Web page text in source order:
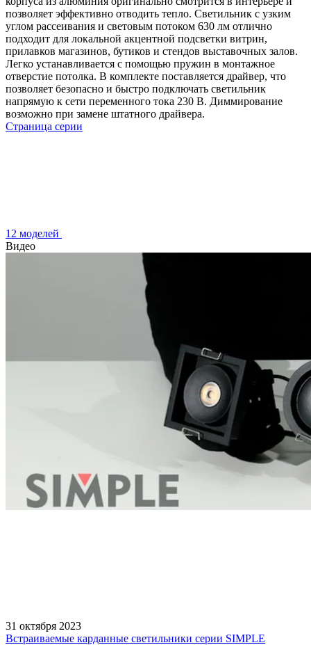
позволяет эффективно отводить тепло. Светильник с узким
углом рассеивания и световым потоком 630 лм отлично
подходит для локальной акцентной подсветки витрин,
прилавков магазинов, бутиков и стендов выставочных залов.
Легко устанавливается с помощью пружин в монтажное
отверстие потолка. В комплекте поставляется драйвер, что
позволяет безопасно и быстро подключать светильник
напрямую к сети переменного тока 230 В. Диммирование
возможно при замене штатного драйвера.
Страница серии
12 моделей
Видео
31 октября 2023
Встраиваемые карданные светильники серии SIMPLE